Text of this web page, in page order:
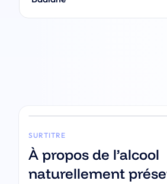
SURTITRE
À propos de l’alcool
naturellement